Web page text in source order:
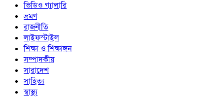
ভিডিও গ্যালারি
ভ্রমণ
রাজনীতি
লাইফস্টাইল
শিক্ষা ও শিক্ষাঙ্গন
সম্পাদকীয়
সারাদেশ
সাহিত্য
স্বাস্থ্য